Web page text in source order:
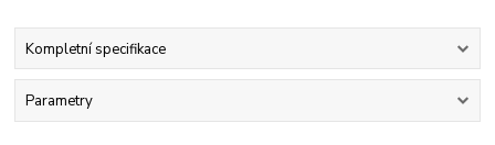
Kompletní specifikace
Parametry